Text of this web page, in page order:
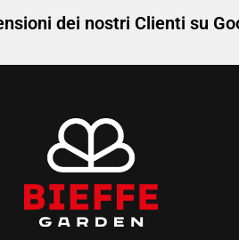
dei nostri Clienti su